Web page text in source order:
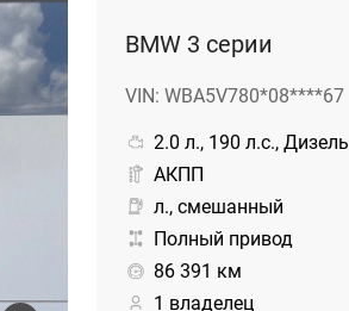
BMW 3 серии
VIN: WBA5V780*08****67
2.0 л., 190 л.с., Дизель
АКПП
л., смешанный
Полный привод
86 391 км
1 владелец